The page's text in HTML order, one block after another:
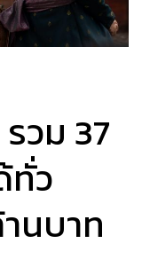
วม 37
ทั่ว
นบาท